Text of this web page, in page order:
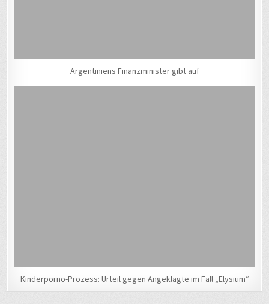
Argentiniens Finanzminister gibt auf
Kinderporno-Prozess: Urteil gegen Angeklagte im Fall „Elysium“